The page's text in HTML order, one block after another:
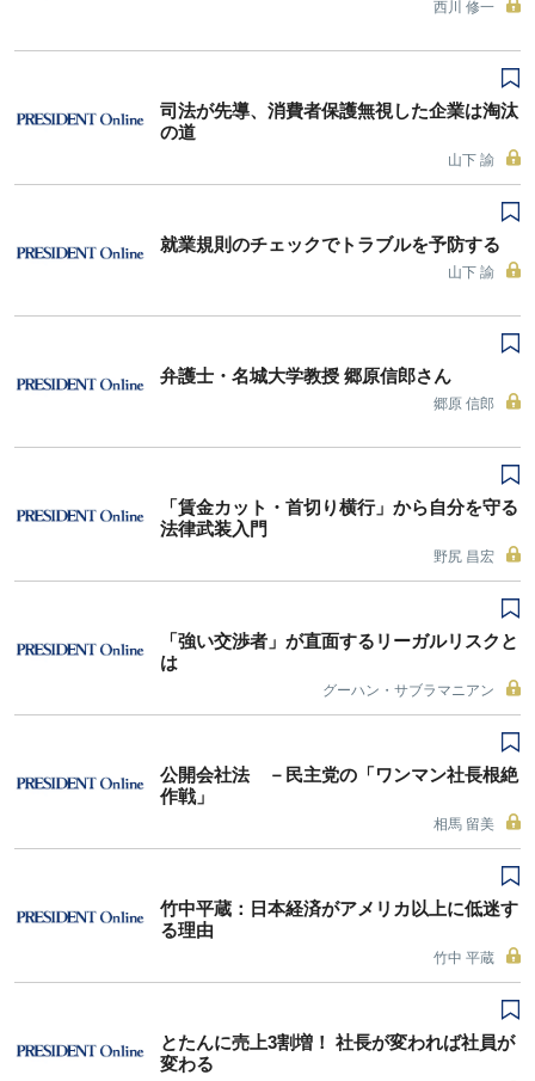
西川 修一
司法が先導、消費者保護無視した企業は淘汰
の道
山下 諭
就業規則のチェックでトラブルを予防する
山下 諭
弁護士・名城大学教授 郷原信郎さん
郷原 信郎
「賃金カット・首切り横行」から自分を守る
法律武装入門
野尻 昌宏
「強い交渉者」が直面するリーガルリスクと
は
グーハン・サブラマニアン
公開会社法 －民主党の「ワンマン社長根絶
作戦」
相馬 留美
竹中平蔵：日本経済がアメリカ以上に低迷す
る理由
竹中 平蔵
とたんに売上3割増！ 社長が変われば社員が
変わる